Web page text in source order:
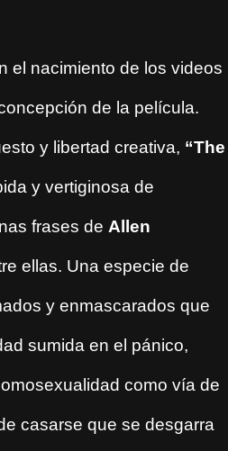
el nacimiento de los videos
de la película.
y libertad creativa, “The
y vertiginosa de
frases de Allen
ellas. Una especie de
y enmascarados que
sumida en el pánico,
como vía de
casarse que se desgarra